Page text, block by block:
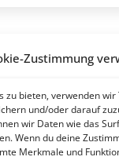
Zustimmung
zu bieten, verwenden
und/oder darauf
wir Daten wie das
Wenn du deine
Merkmale und